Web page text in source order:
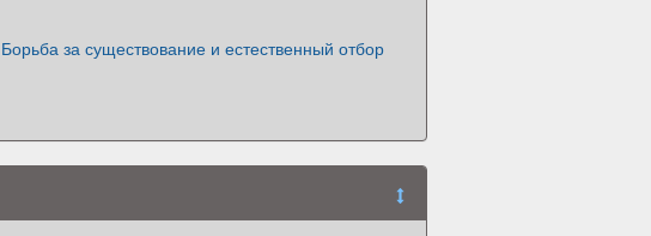
Борьба за существование и естественный отбор